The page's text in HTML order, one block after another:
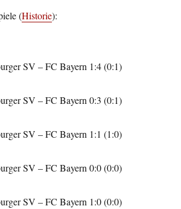
(Historie):
SV – FC Bayern 1:4 (0:1)
SV – FC Bayern 0:3 (0:1)
SV – FC Bayern 1:1 (1:0)
SV – FC Bayern 0:0 (0:0)
SV – FC Bayern 1:0 (0:0)